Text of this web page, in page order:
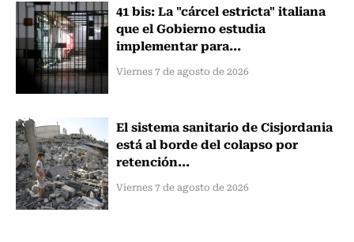
41 bis: La "cárcel estricta" italiana
que el Gobierno estudia
implementar para...
Viernes 7 de agosto de 2026
El sistema sanitario de Cisjordania
está al borde del colapso por
retención...
Viernes 7 de agosto de 2026